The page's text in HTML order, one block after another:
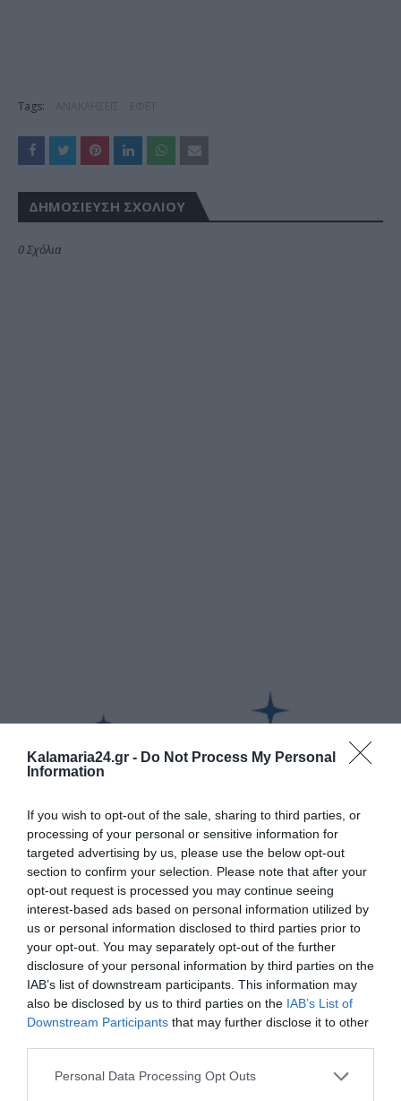
Kalamaria24.gr - Do Not Process My Personal
Information
If you wish to opt-out of the sale, sharing to third parties, or
processing of your personal or sensitive information for
targeted advertising by us, please use the below opt-out
section to confirm your selection. Please note that after your
opt-out request is processed you may continue seeing
interest-based ads based on personal information utilized by
us or personal information disclosed to third parties prior to
your opt-out. You may separately opt-out of the further
disclosure of your personal information by third parties on the
IAB’s list of downstream participants. This information may
also be disclosed by us to third parties on the IAB’s List of
Downstream Participants that may further disclose it to other
Personal Data Processing Opt Outs
Tags:
ΔΗΜΟΣΊΕΥΣΗ ΣΧΟΛΊΟΥ
0 Σχόλια